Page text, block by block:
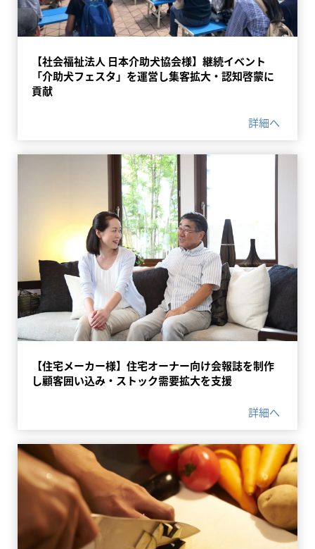
【社会福祉法人 日本介助犬協会様】継続イベント
「介助犬フェスタ」を運営し集客拡大・認知啓蒙に
貢献
詳細へ
【住宅メーカー様】住宅オーナー向け会報誌を制作
し顧客囲い込み・ストック需要拡大を支援
詳細へ